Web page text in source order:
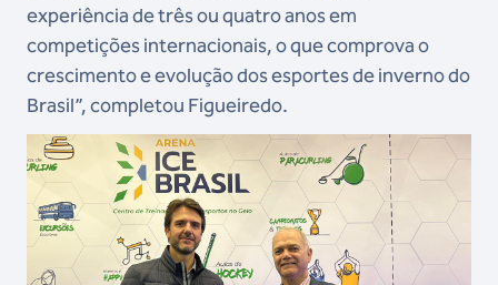
experiência de três ou quatro anos em
competições internacionais, o que comprova o
crescimento e evolução dos esportes de inverno do
Brasil”, completou Figueiredo.